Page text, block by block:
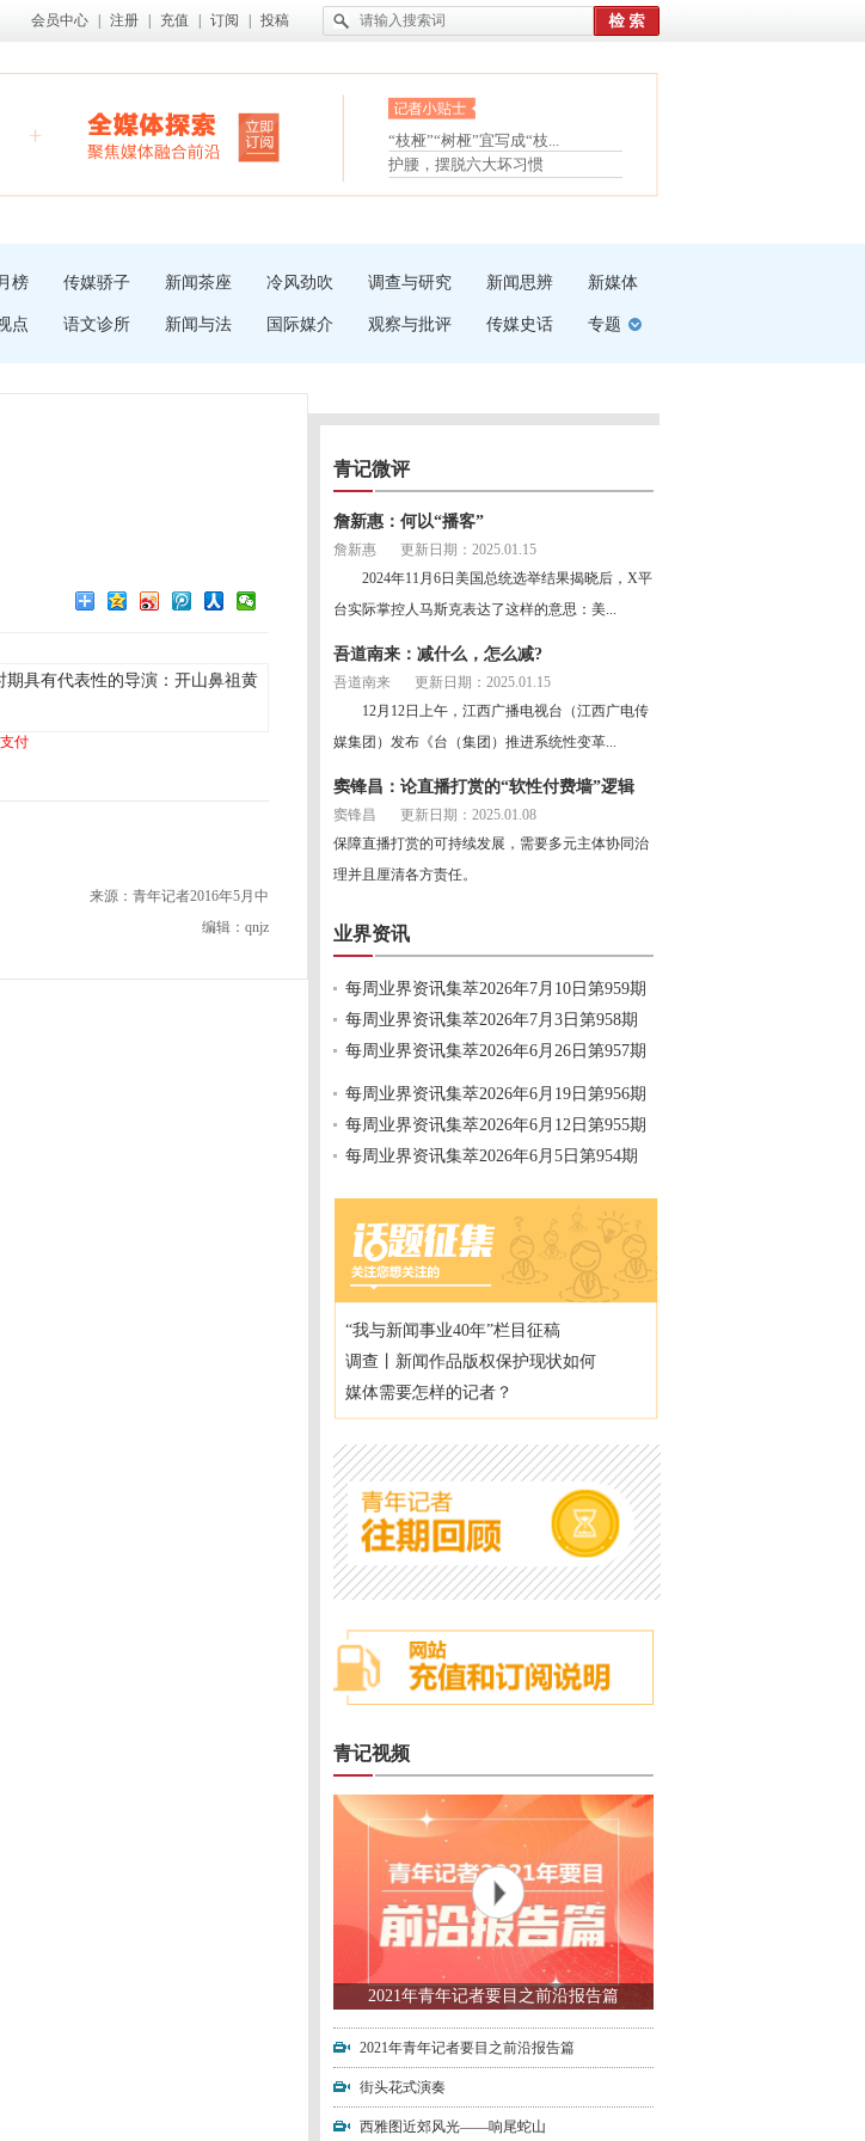
会员中心 注册 充值 订阅 投稿
眼白变红或是结膜下出血
“枝桠”“树桠”宜写成“枝...
夏天缓解疲劳有三招
护腰，摆脱六大坏习惯
受伤了冰敷还是热敷
榜 传媒骄子 新闻茶座 冷风劲吹 调查与研究 新闻思辨 新媒体
点 语文诊所 新闻与法 国际媒介 观察与批评 传媒史话 专题
具有代表性的导演：开山鼻祖黄
付
来源：青年记者2016年5月中
编辑：qnjz
青记微评
詹新惠：何以“播客”
詹新惠
更新日期：2025.01.15
2024年11月6日美国总统选举结果揭晓后，X平
台实际掌控人马斯克表达了这样的意思：美...
吾道南来：减什么，怎么减?
吾道南来
更新日期：2025.01.15
12月12日上午，江西广播电视台（江西广电传
媒集团）发布《台（集团）推进系统性变革...
窦锋昌：论直播打赏的“软性付费墙”逻辑
窦锋昌
更新日期：2025.01.08
保障直播打赏的可持续发展，需要多元主体协同治
理并且厘清各方责任。
业界资讯
每周业界资讯集萃2026年7月10日第959期
每周业界资讯集萃2026年7月3日第958期
每周业界资讯集萃2026年6月26日第957期
每周业界资讯集萃2026年6月19日第956期
每周业界资讯集萃2026年6月12日第955期
每周业界资讯集萃2026年6月5日第954期
“我与新闻事业40年”栏目征稿
调查丨新闻作品版权保护现状如何
媒体需要怎样的记者？
青记视频
2021年青年记者要目之前沿报告篇
2021年青年记者要目之前沿报告篇
街头花式演奏
西雅图近郊风光——响尾蛇山